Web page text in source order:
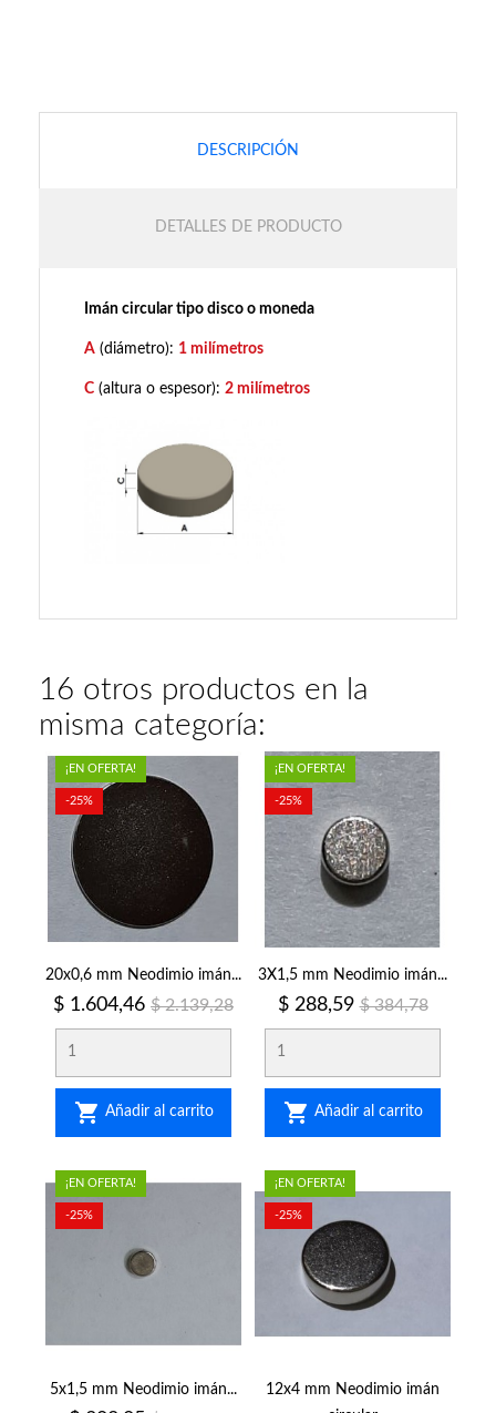
DESCRIPCIÓN
DETALLES DE PRODUCTO
Imán circular tipo disco o moneda
A (diámetro): 1 milímetros
C (altura o espesor): 2 milímetros
16 otros productos en la
misma categoría:
20x0,6 mm Neodimio imán...
Precio
$ 1.604,46 Precio
regular
$ 2.139,28
 Añadir al carrito
¡EN OFERTA!
-25%
3X1,5 mm Neodimio imán...
Precio
$ 288,59 Precio
regular
$ 384,78
 Añadir al carrito
¡EN OFERTA!
-25%
5x1,5 mm Neodimio imán...
¡EN OFERTA!
-25%
12x4 mm Neodimio imán
¡EN OFERTA!
-25%